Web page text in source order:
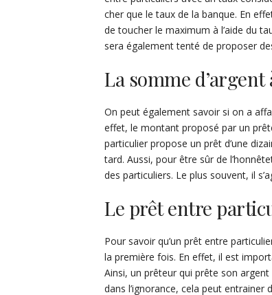
cher que le taux de la banque. En
de toucher le maximum à l’aide du
sera également tenté de proposer
La somme
On peut également savoir si on a
effet, le montant proposé par un
particulier propose un prêt d’une
tard. Aussi, pour être sûr de
des particuliers. Le plus souvent, il
Le prêt entre
Pour savoir qu’un prêt entre
la première fois. En effet, il est
Ainsi, un prêteur qui prête son
dans l’ignorance, cela peut entrainer